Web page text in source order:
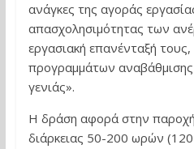
ανάγκες της αγοράς
απασχολησιμότητας των
εργασιακή επανένταξή
προγραμμάτων αναβάθμισης
γενιάς».
Η δράση αφορά στην παροχή
διάρκειας 50-200 ωρών